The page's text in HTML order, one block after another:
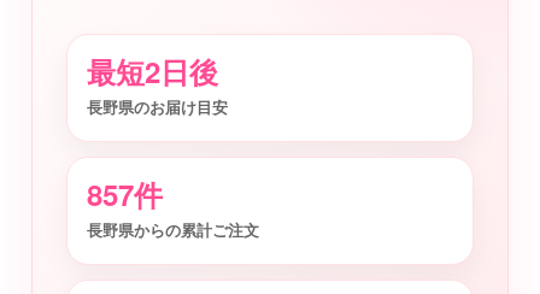
最短2日後
長野県のお届け目安
857件
長野県からの累計ご注文